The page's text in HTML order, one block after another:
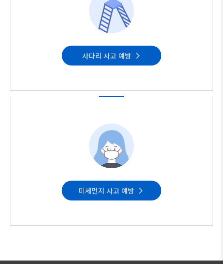
사다리 사고 예방
미세먼지 사고 예방